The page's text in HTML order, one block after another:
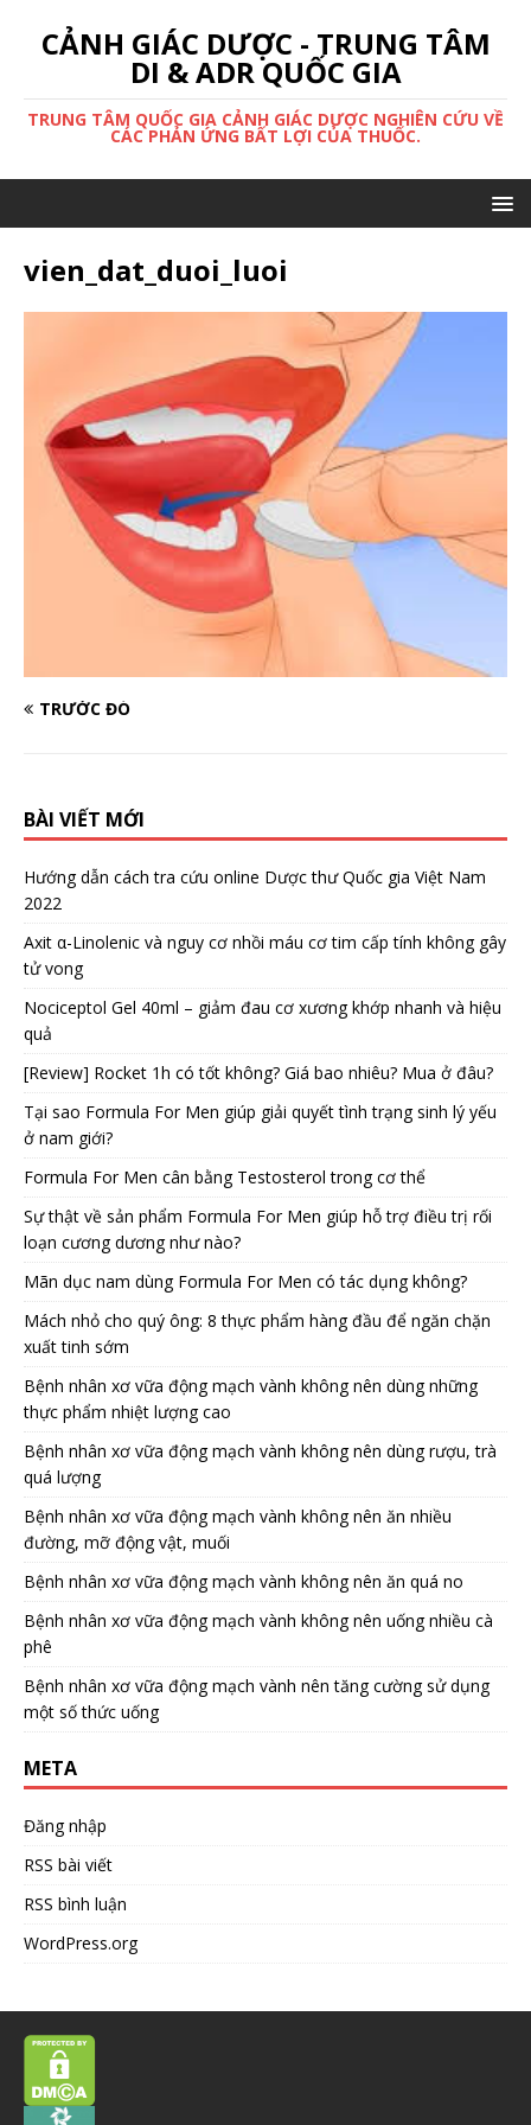
CẢNH GIÁC DƯỢC - TRUNG TÂM
DI & ADR QUỐC GIA
TRUNG TÂM QUỐC GIA CẢNH GIÁC DƯỢC NGHIÊN CỨU VỀ
CÁC PHẢN ỨNG BẤT LỢI CỦA THUỐC.
vien_dat_duoi_luoi
TRƯỚC ĐÓ
BÀI VIẾT MỚI
Hướng dẫn cách tra cứu online Dược thư Quốc gia Việt Nam
2022
Axit α-Linolenic và nguy cơ nhồi máu cơ tim cấp tính không gây
tử vong
Nociceptol Gel 40ml – giảm đau cơ xương khớp nhanh và hiệu
quả
[Review] Rocket 1h có tốt không? Giá bao nhiêu? Mua ở đâu?
Tại sao Formula For Men giúp giải quyết tình trạng sinh lý yếu
ở nam giới?
Formula For Men cân bằng Testosterol trong cơ thể
Sự thật về sản phẩm Formula For Men giúp hỗ trợ điều trị rối
loạn cương dương như nào?
Mãn dục nam dùng Formula For Men có tác dụng không?
Mách nhỏ cho quý ông: 8 thực phẩm hàng đầu để ngăn chặn
xuất tinh sớm
Bệnh nhân xơ vữa động mạch vành không nên dùng những
thực phẩm nhiệt lượng cao
Bệnh nhân xơ vữa động mạch vành không nên dùng rượu, trà
quá lượng
Bệnh nhân xơ vữa động mạch vành không nên ăn nhiều
đường, mỡ động vật, muối
Bệnh nhân xơ vữa động mạch vành không nên ăn quá no
Bệnh nhân xơ vữa động mạch vành không nên uống nhiều cà
phê
Bệnh nhân xơ vữa động mạch vành nên tăng cường sử dụng
một số thức uống
META
Đăng nhập
RSS bài viết
RSS bình luận
WordPress.org